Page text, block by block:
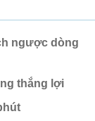
ngược dòng
thắng lợi